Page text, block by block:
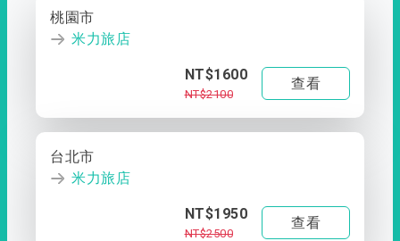
桃園市
米力旅店
NT$1600
NT$2100
查看
台北市
米力旅店
NT$1950
NT$2500
查看